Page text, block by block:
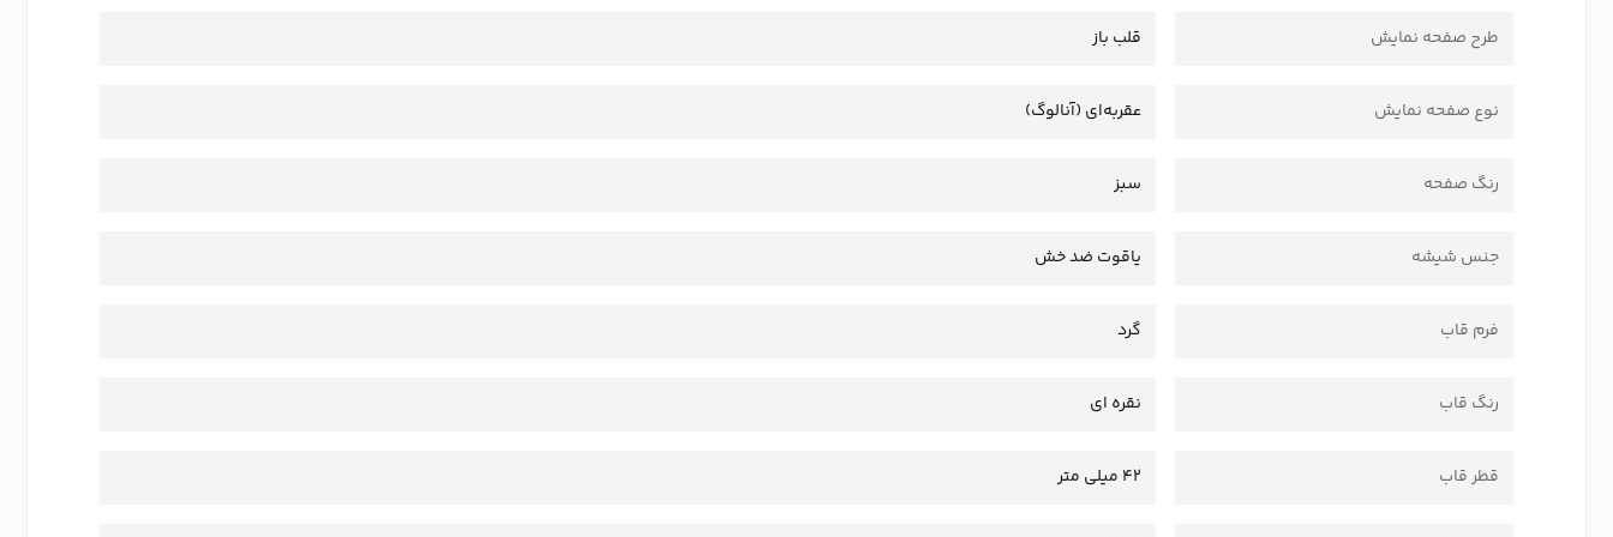
طرح صفحه نمایش قلب باز
نوع صفحه نمایش عقربه‌ای (آنالوگ)
رنگ صفحه سبز
جنس شیشه یاقوت ضد خش
فرم قاب گرد
رنگ قاب نقره ای
قطر قاب 42 میلی متر